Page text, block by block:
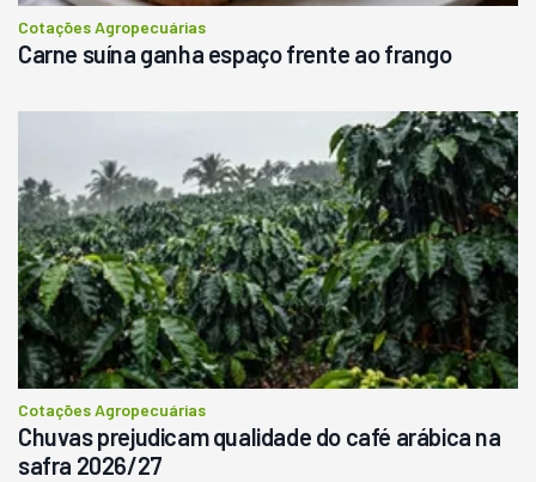
Consultar
Cotações Agropecuárias
Carne suína ganha espaço frente ao frango
Cotações Agropecuárias
Chuvas prejudicam qualidade do café arábica na
safra 2026/27